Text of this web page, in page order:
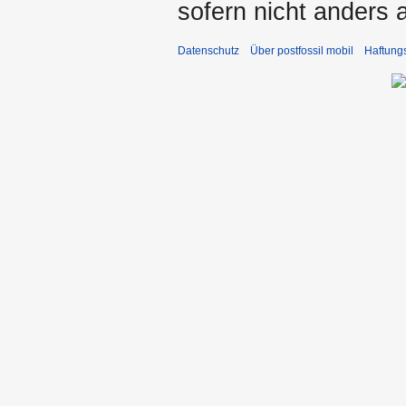
sofern nicht anders
Datenschutz Über postfossil mobil